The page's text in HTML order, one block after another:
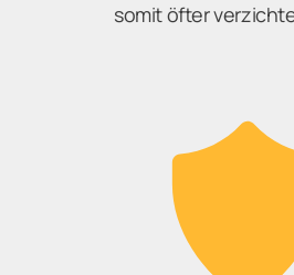
somit öfter